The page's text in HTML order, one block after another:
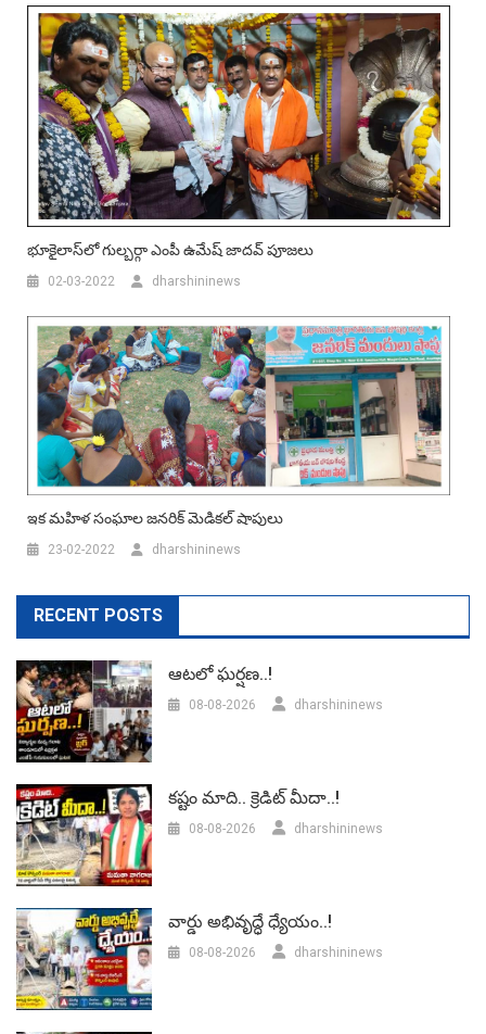
భూకైలాస్‌లో గుల్బ‌ర్గా ఎంపీ ఉమేష్ జాద‌వ్ పూజ‌లు
02-03-2022 dharshininews
ఇక మ‌హిళ సంఘాల జ‌న‌రిక్ మెడిక‌ల్ షాపులు
23-02-2022 dharshininews
RECENT POSTS
ఆటలో ఘర్షణ..!
08-08-2026 dharshininews
కష్టం మాది.. క్రెడిట్ మీదా..!
08-08-2026 dharshininews
వార్డు అభివృద్ధే ధ్యేయం..!
08-08-2026 dharshininews